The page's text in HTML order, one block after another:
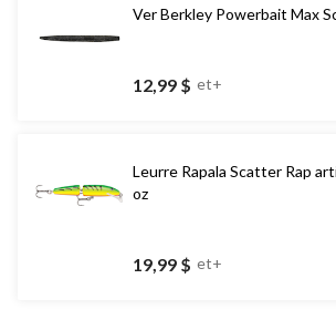
Ver Berkley Powerbait Max
12,99 $ et+
Leurre Rapala Scatter Rap
oz
19,99 $ et+